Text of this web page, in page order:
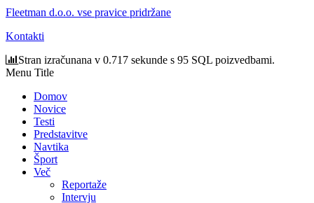
Fleetman d.o.o. vse pravice pridržane
Kontakti
Stran izračunana v 0.717 sekunde s 95 SQL poizvedbami.
Menu Title
Domov
Novice
Testi
Predstavitve
Navtika
Šport
Več
Reportaže
Intervju